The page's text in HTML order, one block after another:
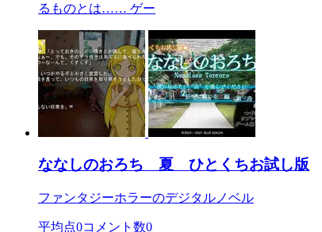
るものとは…… ゲー
ななしのおろち 夏 ひとくちお試し版
ファンタジーホラーのデジタルノベル
平均点0コメント数0